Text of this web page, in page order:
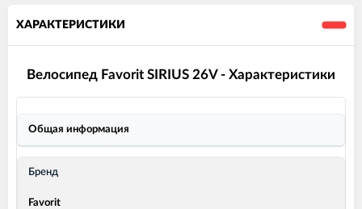
ХАРАКТЕРИСТИКИ
Велосипед Favorit SIRIUS 26V - Характеристики
Общая информация
Бренд
Favorit